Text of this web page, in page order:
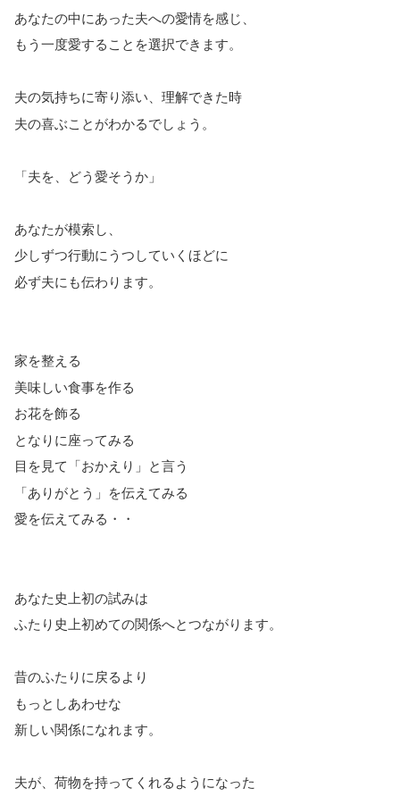
あなたの中にあった夫への愛情を感じ、
もう一度愛することを選択できます。
夫の気持ちに寄り添い、理解できた時
夫の喜ぶことがわかるでしょう。
「夫を、どう愛そうか」
あなたが模索し、
少しずつ行動にうつしていくほどに
必ず夫にも伝わります。
家を整える
美味しい食事を作る
お花を飾る
となりに座ってみる
目を見て「おかえり」と言う
「ありがとう」を伝えてみる
愛を伝えてみる・・
あなた史上初の試みは
ふたり史上初めての関係へとつながります。
昔のふたりに戻るより
もっとしあわせな
新しい関係になれます。
夫が、荷物を持ってくれるようになった